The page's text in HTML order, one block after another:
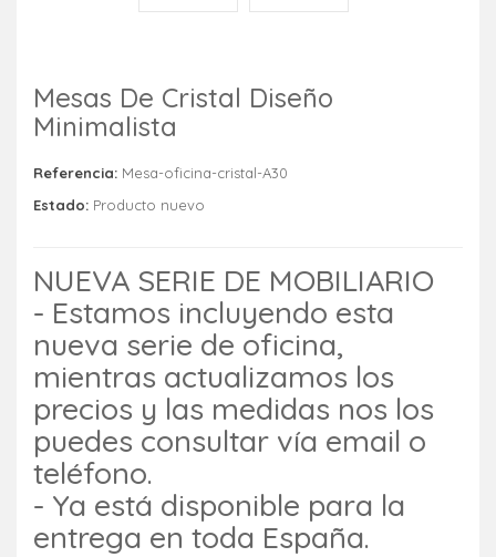
Mesas De Cristal Diseño
Minimalista
Referencia: Mesa-oficina-cristal-A30
Estado: Producto nuevo
NUEVA SERIE DE MOBILIARIO
- Estamos incluyendo esta
nueva serie de oficina,
mientras actualizamos los
precios y las medidas nos los
puedes consultar vía email o
teléfono.
- Ya está disponible para la
entrega en toda España.